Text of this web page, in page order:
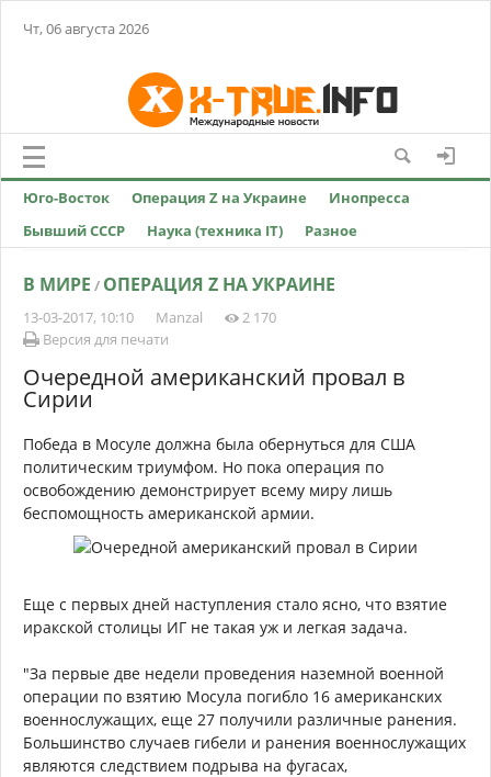
Чт, 06 августа 2026
Юго-Восток Операция Z на Украине
Инопресса
Бывший СССР
Наука (техника IT) Разное
В МИРЕ / ОПЕРАЦИЯ Z НА УКРАИНЕ
13-03-2017, 10:10 Manzal
2 170
Версия для печати
Очередной американский провал в
Сирии
Победа в Мосуле должна была обернуться для США
политическим триумфом. Но пока операция по
освобождению демонстрирует всему миру лишь
беспомощность американской армии.
Еще с первых дней наступления стало ясно, что взятие
иракской столицы ИГ не такая уж и легкая задача.
"За первые две недели проведения наземной военной
операции по взятию Мосула погибло 16 американских
военнослужащих, еще 27 получили различные ранения.
Большинство случаев гибели и ранения военнослужащих
являются следствием подрыва на фугасах,